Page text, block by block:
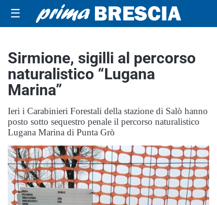
☰
Sirmione, sigilli al percorso
naturalistico “Lugana
Marina”
Ieri i Carabinieri Forestali della stazione di Salò hanno
posto sotto sequestro penale il percorso naturalistico
Lugana Marina di Punta Grò